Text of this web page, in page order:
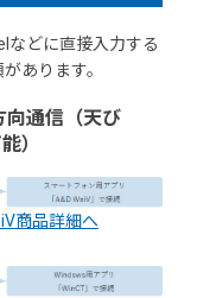
などに直接入力する
あります。
向通信（天び
）
商品詳細へ